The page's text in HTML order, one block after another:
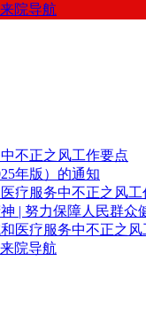
来院导航
不正之风工作要点
年版）的通知
疗服务中不正之风工
| 努力保障人民群众
医疗服务中不正之
来院导航